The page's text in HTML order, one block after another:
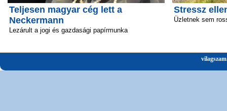
Teljesen magyar cég lett a
Neckermann
Lezárult a jogi és gazdasági papírmunka
Stressz
Üzletnek sem